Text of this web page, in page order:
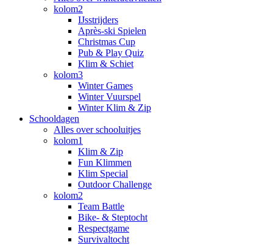
kolom2
IJsstrijders
Après-ski Spielen
Christmas Cup
Pub & Play Quiz
Klim & Schiet
kolom3
Winter Games
Winter Vuurspel
Winter Klim & Zip
Schooldagen
Alles over schooluitjes
kolom1
Klim & Zip
Fun Klimmen
Klim Special
Outdoor Challenge
kolom2
Team Battle
Bike- & Steptocht
Respectgame
Survivaltocht